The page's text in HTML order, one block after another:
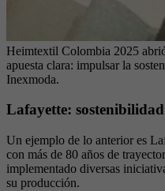
Heimtextil Colombia 2025
apuesta clara: impulsar la
Inexmoda.
Lafayette:
Un ejemplo de lo anterior es
con más de 80 años de
implementado diversas
su producción.